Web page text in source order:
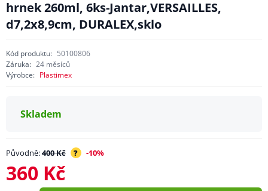
hrnek 260ml, 6ks-Jantar,VERSAILLES,
d7,2x8,9cm, DURALEX,sklo
Kód produktu: 50100806
Záruka: 24 měsíců
Výrobce: Plastimex
Skladem
Původně:400 Kč ? -10%
360 Kč